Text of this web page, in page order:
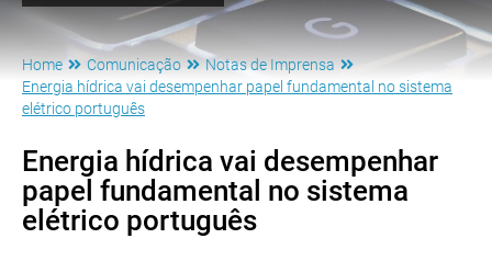
Home Comunicação
Notas de Imprensa
Energia hídrica vai desempenhar papel fundamental no sistema
elétrico português
Energia hídrica vai desempenhar
papel fundamental no sistema
elétrico português